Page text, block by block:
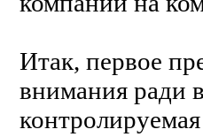
Итак, первое
внимания ради